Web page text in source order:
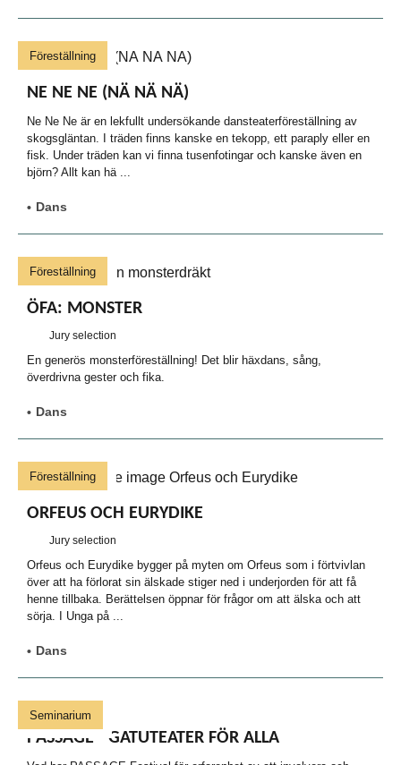
NE NE NE (NÄ NÄ NÄ)
Föreställning
Ne Ne Ne är en lekfullt undersökande dansteaterföreställning av
skogsgläntan. I träden finns kanske en tekopp, ett paraply eller en
fisk. Under träden kan vi finna tusenfotingar och kanske även en
björn? Allt kan hä ...
Dans
ÖFA: MONSTER
Jury selection
Föreställning
En generös monsterföreställning! Det blir häxdans, sång,
överdrivna gester och fika.
Dans
ORFEUS OCH EURYDIKE
Jury selection
Föreställning
Orfeus och Eurydike bygger på myten om Orfeus som i förtvivlan
över att ha förlorat sin älskade stiger ned i underjorden för att få
henne tillbaka. Berättelsen öppnar för frågor om att älska och att
sörja. I Unga på ...
Dans
PASSAGE - GATUTEATER FÖR ALLA
Seminarium